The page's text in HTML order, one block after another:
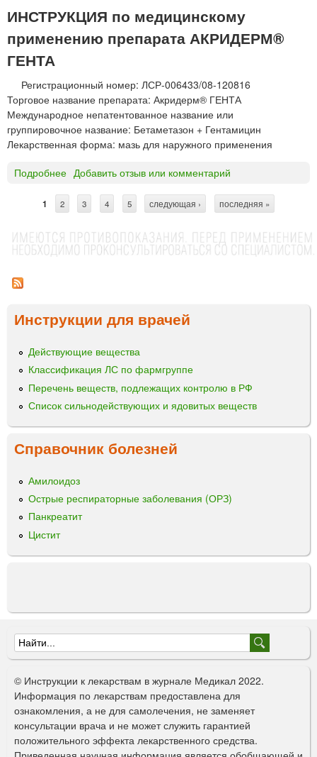
Д
Е
®
Г
К
к
р
ИНСТРУКЦИЯ по медицинскому
применению препарата АКРИДЕРМ®
ГЕНТА
Регистрационный номер: ЛСР-006433/08-120816
Торговое название препарата: Акридерм® ГЕНТА
Международное непатентованное название или
группировочное название: Бетаметазон + Гентамицин
Лекарственная форма: мазь для наружного применения
Подробнее
Р
И
Д
Г
Н
Т
м
а
з
Добавить отзыв или комментарий
т
а
и
ы
1 2 3 4 5 следующая › последняя »
Инструкции для врачей
Действующие вещества
Классификация ЛС по фармгруппе
Перечень веществ, подлежащих контролю в РФ
Список сильнодействующих и ядовитых веществ
Справочник болезней
Амилоидоз
Острые респираторные заболевания (ОРЗ)
Панкреатит
Цистит
Ф
о
р
м
а
© Инструкции к лекарствам в журнале Медикал 2022.
Информация по лекарствам предоставлена для
ознакомления, а не для самолечения, не заменяет
консультации врача и не может служить гарантией
положительного эффекта лекарственного средства.